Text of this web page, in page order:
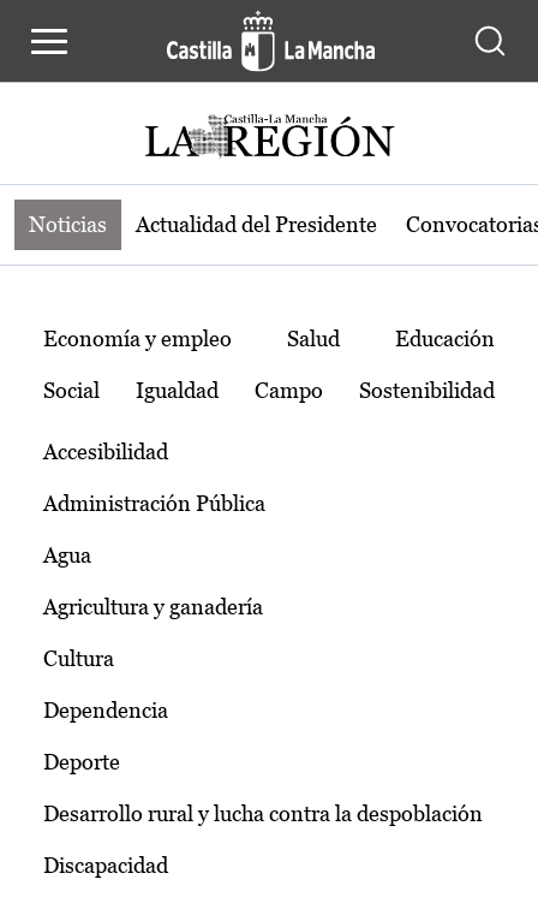
Noticias de la región de Castilla-La
Noticias Actualidad del Presidente
Temas
Economía y empleo Salud Educación
Social Igualdad Campo Sostenibilidad
Accesibilidad
Administración Pública
Agua
Agricultura y ganadería
Cultura
Dependencia
Deporte
Desarrollo rural y lucha contra la despoblación
Discapacidad